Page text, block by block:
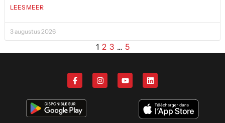
LEES MEER
3 augustus 2026
1 2 3 … 5